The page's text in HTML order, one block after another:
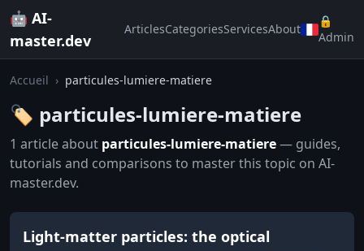
🤖 AI-
master.dev
ArticlesCategoriesServicesAbout
🔒
Admin
Accueil › particules-lumiere-matiere
🏷️ particules-lumiere-matiere
1 article about particules-lumiere-matiere— guides,
tutorials and comparisons to master this topic on AI-
master.dev.
Light-matter particles: the optical